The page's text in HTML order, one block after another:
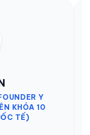
Y
KHÓA 10
TẾ)